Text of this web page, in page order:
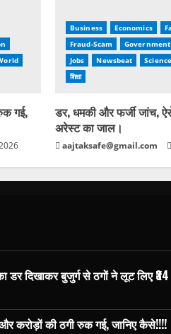
गई,
Business Economics
Fraud-Scam
Government
Jobs
Newsbeat Science
शिक्षा
डर, धमकी और फर्जी जांच,
अरेस्ट का जाल।
aajtaksafe@gmail.com
डर दिखाकर बुजुर्ग से ठगों ने लूट लिए ₹34
करोड़ों की ठगी रुक गई, जानिए कैसे!!!!